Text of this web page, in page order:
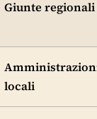
Giunte regionali
locali